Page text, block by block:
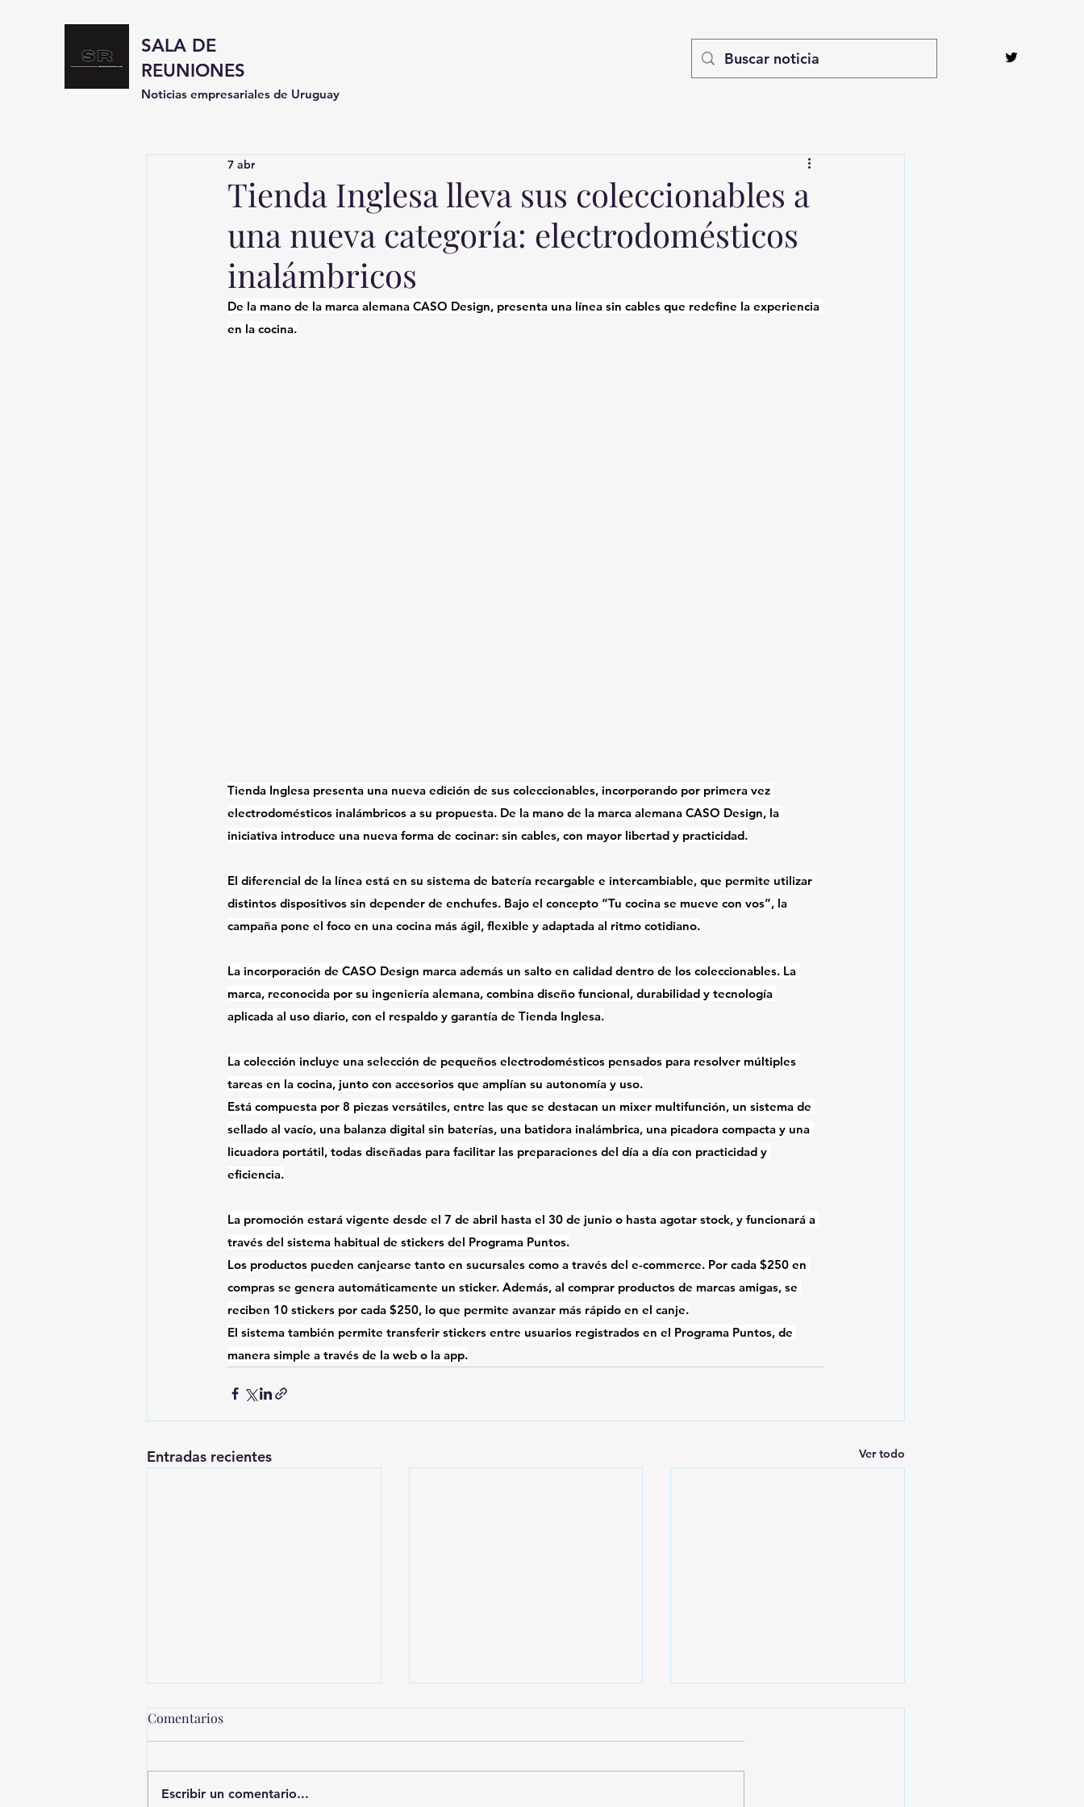
SALA DE
REUNIONES
Noticias empresariales de Uruguay
Tienda Inglesa lleva sus coleccionables a
una nueva categoría: electrodomésticos
inalámbricos
7 abr
De la mano de la marca alemana CASO Design, presenta una línea sin cables que redefine la experiencia
en la cocina.
Tienda Inglesa presenta una nueva edición de sus coleccionables, incorporando por primera vez
electrodomésticos inalámbricos a su propuesta. De la mano de la marca alemana CASO Design, la
iniciativa introduce una nueva forma de cocinar: sin cables, con mayor libertad y practicidad.
El diferencial de la línea está en su sistema de batería recargable e intercambiable, que permite utilizar
distintos dispositivos sin depender de enchufes. Bajo el concepto “Tu cocina se mueve con vos”, la
campaña pone el foco en una cocina más ágil, flexible y adaptada al ritmo cotidiano.
La incorporación de CASO Design marca además un salto en calidad dentro de los coleccionables. La
marca, reconocida por su ingeniería alemana, combina diseño funcional, durabilidad y tecnología
aplicada al uso diario, con el respaldo y garantía de Tienda Inglesa.
La colección incluye una selección de pequeños electrodomésticos pensados para resolver múltiples
tareas en la cocina, junto con accesorios que amplían su autonomía y uso.
Está compuesta por 8 piezas versátiles, entre las que se destacan un mixer multifunción, un sistema de
sellado al vacío, una balanza digital sin baterías, una batidora inalámbrica, una picadora compacta y una
licuadora portátil, todas diseñadas para facilitar las preparaciones del día a día con practicidad y
eficiencia.
La promoción estará vigente desde el 7 de abril hasta el 30 de junio o hasta agotar stock, y funcionará a
través del sistema habitual de stickers del Programa Puntos.
Los productos pueden canjearse tanto en sucursales como a través del e-commerce. Por cada $250 en
compras se genera automáticamente un sticker. Además, al comprar productos de marcas amigas, se
reciben 10 stickers por cada $250, lo que permite avanzar más rápido en el canje.
El sistema también permite transferir stickers entre usuarios registrados en el Programa Puntos, de
manera simple a través de la web o la app.
Entradas recientes Ver todo
Comentarios
Escribir un comentario...